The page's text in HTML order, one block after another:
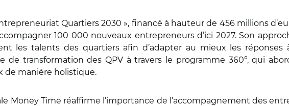
Quartiers 2030 », financé à hauteur de 456 millions
100 000 nouveaux entrepreneurs d’ici 2027. Son
les talents des quartiers afin d’adapter au mieux les réponses
de transformation des QPV à travers le programme 360°, qui
de manière holistique.
Money Time réaffirme l’importance de l’accompagnement des